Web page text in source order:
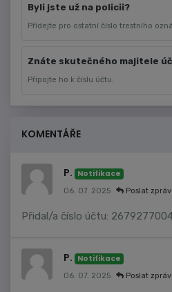
Byli jste už na policii?
Přidejte pro ostatní číslo trestního
Znáte skutečného majitele
Připojte ho k číslu účtu.
KOMENTÁŘE
P. Notifikace
06. 07. 2025 Poslat
Přidal/a číslo účtu:
P. Notifikace
06. 07. 2025 Poslat